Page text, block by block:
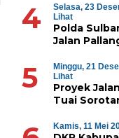
4 Selasa, 23
Lihat
Polda
Jalan
5 Minggu, 21
Lihat
Proyek
Tuai
Kamis, 11 Mei